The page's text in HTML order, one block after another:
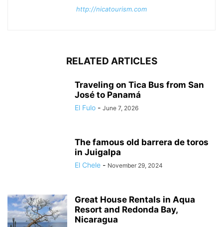
http://nicatourism.com
RELATED ARTICLES
Traveling on Tica Bus from San
José to Panamá
El Fulo - June 7, 2026
The famous old barrera de toros
in Juigalpa
El Chele - November 29, 2024
Great House Rentals in Aqua
Resort and Redonda Bay,
Nicaragua